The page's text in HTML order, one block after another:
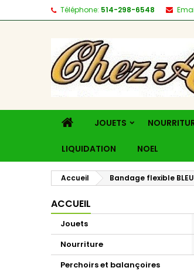
Téléphone: 514-298-6548
JOUETS
LIQUIDATION NOEL
Accueil Bandage flexible BLEU
ACCUEIL
Jouets
Nourriture
Perchoirs et balançoires